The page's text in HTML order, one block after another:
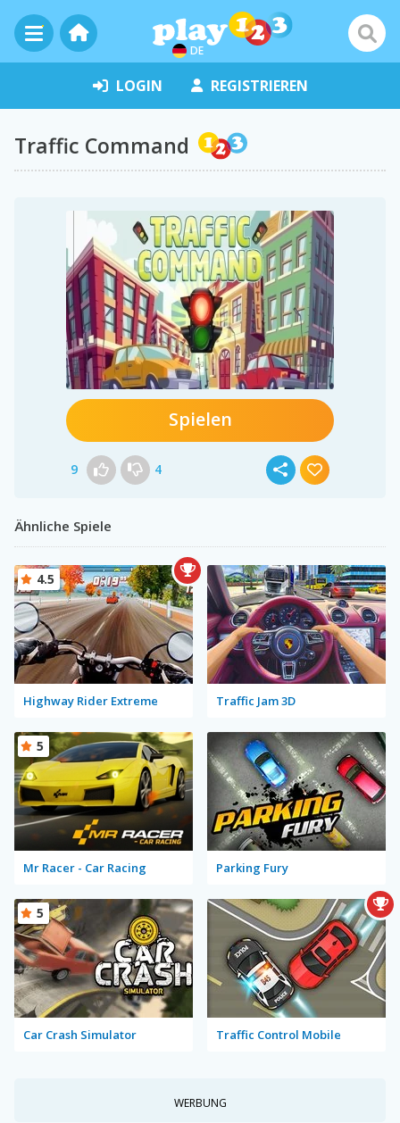
DE
LOGIN REGISTRIEREN
Traffic Command
Spielen
9 4
Ähnliche Spiele
Highway Rider Extreme
4.5
Traffic Jam 3D
Mr Racer - Car Racing
5
Parking Fury
Car Crash Simulator
5
Traffic Control Mobile
WERBUNG